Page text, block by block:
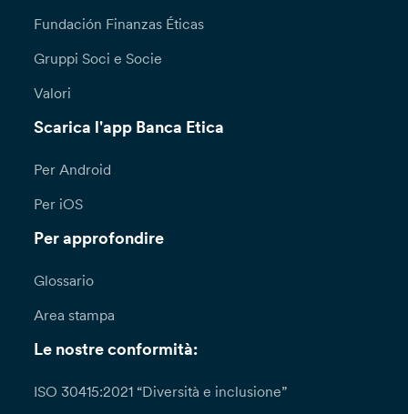
Fundación Finanzas Éticas
Gruppi Soci e Socie
Valori
Scarica l'app Banca Etica
Per Android
Per iOS
Per approfondire
Glossario
Area stampa
Le nostre conformità:
ISO 30415:2021 “Diversità e inclusione”